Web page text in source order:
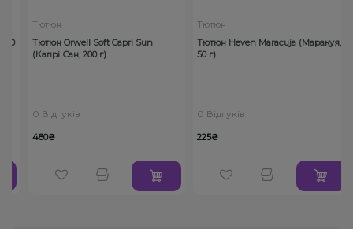
Тютюн
Тютюн Orwell Soft Capri Sun
(Капрі Сан, 200 г)
0 Відгуків
480₴
Тютюн
Тютюн Heven Maracuja (Маракуя,
50 г)
0 Відгуків
225₴